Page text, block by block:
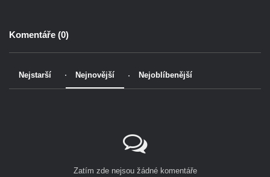
Komentáře (0)
Nejstarší Nejnovější Nejoblíbenější
Zatím zde nejsou žádné komentáře